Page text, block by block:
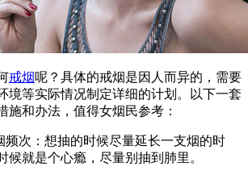
戒烟呢？具体的戒烟是因人而异的，需要
境等实际情况制定详细的计划。以下一套
施和办法，值得女烟民参考：
频次：想抽的时候尽量延长一支烟的时
候就是个心瘾，尽量别抽到肺里。